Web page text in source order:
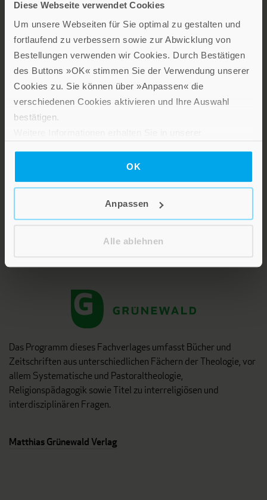
Diese Webseite verwendet Cookies
Um unsere Webseiten für Sie optimal zu gestalten und
fortlaufend zu verbessern sowie zur Abwicklung von
Bestellungen verwenden wir Cookies. Durch Bestätigen
des Buttons »OK« stimmen Sie der Verwendung unserer
Cookies zu. Sie können über »Anpassen« die
verschiedenen Cookies aktivieren und Ihre Auswahl
bestätigen.
OK
Anpassen
Alle ablehnen
Bereichen Psychologie und Lebensgestaltung, Religion und
Patmos Verlag
Geschenke mit wohltuenden Inspirationen. Irische
werden. Grußkarten für Geburtstage, zur Ermutigung, zu Trost
Das Programm dieses Fachverlages umfasst Bücher und
Zeitschriften aus unterschiedlichen Fächern der Theologie, vor
allem Systematische und Pastoraltheologie,
Religionspädagogik sowie Titel zu interreligiösen und
interdisziplinären Fragen.
Matthias Grünewald Verlag